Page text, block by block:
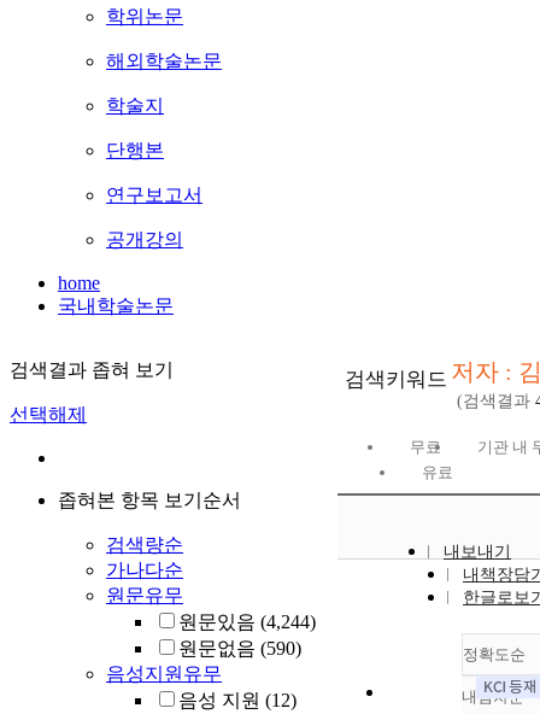
학위논문
해외학술논문
학술지
단행본
연구보고서
공개강의
home
국내학술논문
검색결과 좁혀 보기
선택해제
좁혀본 항목 보기순서
검색량순
가나다순
원문유무
원문있음 (4,244)
원문없음 (590)
음성지원유무
음성 지원 (12)
검색키워드 저자 :
(검색결과
무료
기관 내
유료
내보내기
내책장담
한글로보
정확도순
정
내림차순